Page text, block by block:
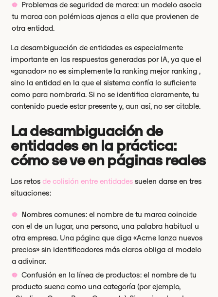
Problemas de seguridad de marca: un modelo asocia
tu marca con polémicas ajenas a ella que provienen de
otra entidad.
La desambiguación de entidades es especialmente
importante en las respuestas generadas por IA, ya que el
«ganador» no es simplemente la ranking mejor ranking ,
sino la entidad en la que el sistema confía lo suficiente
como para nombrarla. Si no se identifica claramente, tu
contenido puede estar presente y, aun así, no ser citable.
La desambiguación de
entidades en la práctica:
cómo se ve en páginas reales
Los retosde colisión entre entidades suelen darse en tres
situaciones:
Nombres comunes: el nombre de tu marca coincide
con el de un lugar, una persona, una palabra habitual u
otra empresa. Una página que diga «Acme lanza nuevos
precios» sin identificadores más claros obliga al modelo
a adivinar.
Confusión en la línea de productos: el nombre de tu
producto suena como una categoría (por ejemplo,